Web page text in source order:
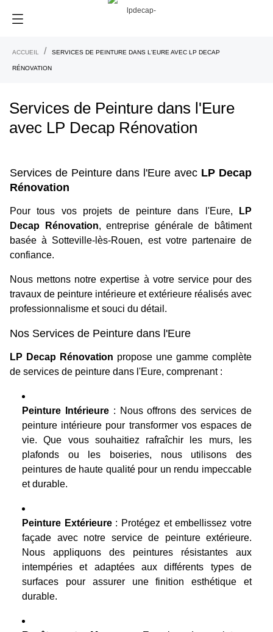
ACCUEIL SERVICES DE PEINTURE DANS L'EURE AVEC LP DECAP
RÉNOVATION
Services de Peinture dans l'Eure
avec LP Decap Rénovation
Services de Peinture dans l'Eure avec LP Decap
Rénovation
Pour tous vos projets de peinture dans l'Eure,
LP
Decap Rénovation, entreprise générale de bâtiment
basée à Sotteville-lès-Rouen, est votre partenaire de
confiance.
Nous mettons notre expertise à votre service pour des
travaux de peinture intérieure et extérieure réalisés avec
professionnalisme et souci du détail.
Nos Services de Peinture dans l'Eure
LP Decap Rénovation propose une gamme complète
de services de peinture dans l'Eure, comprenant :
Peinture Intérieure: Nous offrons des services de
peinture intérieure pour transformer vos espaces de
vie. Que vous souhaitiez rafraîchir les murs, les
plafonds ou les boiseries, nous utilisons des
peintures de haute qualité pour un rendu impeccable
et durable.
Peinture Extérieure: Protégez et embellissez votre
façade avec notre service de peinture extérieure.
Nous appliquons des peintures résistantes aux
intempéries et adaptées aux différents types de
surfaces pour assurer une finition esthétique et
durable.